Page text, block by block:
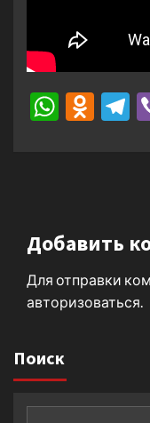
Добавить
Для отправки
авторизоваться
Поиск